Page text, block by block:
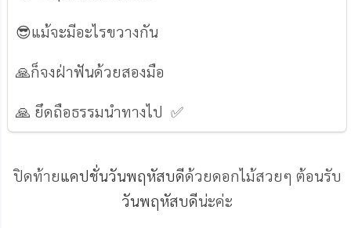
😎แม้จะมีอะไรขวางกัน
🙏ก็จงฝ่าฟันด้วยสองมือ
🙏 ยึดถือธรรมนำทางไป ✅
ปิดท้ายแคปชั่นวันพฤหัสบดีด้วยดอกไม้สวยๆ ต้อนรับ
วันพฤหัสบดีน่ะค่ะ